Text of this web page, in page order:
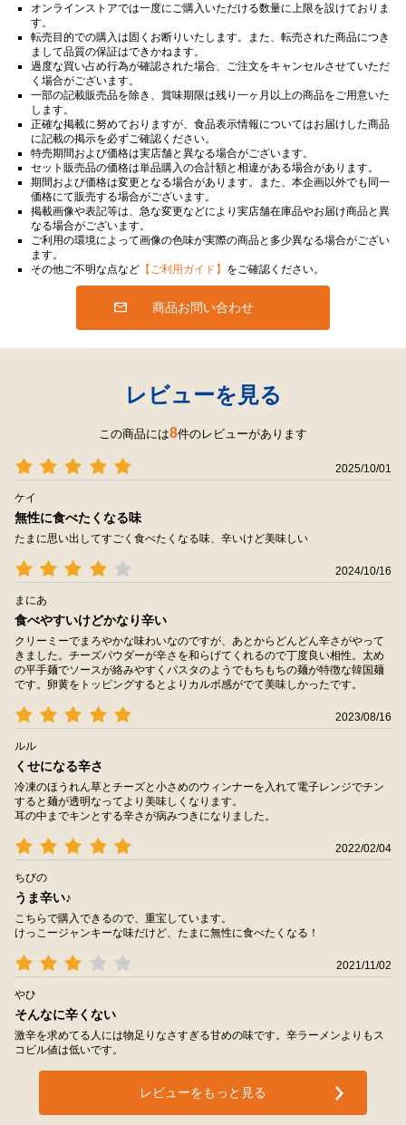
オンラインストアでは一度にご購入いただける数量に上限を設けておりま
す。
転売目的での購入は固くお断りいたします。また、転売された商品につき
まして品質の保証はできかねます。
過度な買い占め行為が確認された場合、ご注文をキャンセルさせていただ
く場合がございます。
一部の記載販売品を除き、賞味期限は残り一ヶ月以上の商品をご用意いた
します。
正確な掲載に努めておりますが、食品表示情報についてはお届けした商品
に記載の掲示を必ずご確認ください。
特売期間および価格は実店舗と異なる場合がございます。
セット販売品の価格は単品購入の合計額と相違がある場合があります。
期間および価格は変更となる場合があります。また、本企画以外でも同一
価格にて販売する場合がございます。
掲載画像や表記等は、急な変更などにより実店舗在庫品やお届け商品と異
なる場合がございます。
ご利用の環境によって画像の色味が実際の商品と多少異なる場合がござい
ます。
その他ご不明な点など 【ご利用ガイド】 をご確認ください。
商品お問い合わせ
レビューを見る
この商品には8件のレビューがあります
2025/10/01
ケイ
無性に食べたくなる味
たまに思い出してすごく食べたくなる味、辛いけど美味しい
2024/10/16
まにあ
食べやすいけどかなり辛い
クリーミーでまろやかな味わいなのですが、あとからどんどん辛さがやって
きました。チーズパウダーが辛さを和らげてくれるので丁度良い相性。太め
の平手麺でソースが絡みやすくパスタのようでもちもちの麺が特徴な韓国麺
です。卵黄をトッピングするとよりカルボ感がでて美味しかったです。
2023/08/16
ルル
くせになる辛さ
冷凍のほうれん草とチーズと小さめのウィンナーを入れて電子レンジでチン
すると麺が透明なってより美味しくなります。
耳の中までキンとする辛さが病みつきになりました。
2022/02/04
ちびの
うま辛い♪
こちらで購入できるので、重宝しています。
けっこージャンキーな味だけど、たまに無性に食べたくなる！
2021/11/02
やひ
そんなに辛くない
激辛を求めてる人には物足りなさすぎる甘めの味です。辛ラーメンよりもス
コビル値は低いです。
レビューをもっと見る